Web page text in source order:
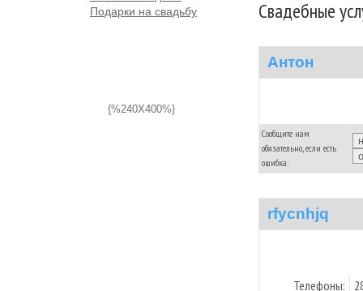
Подарки на свадьбу
{%240X400%}
Свадебные
Антон
Сообщите нам
обязательно, если есть
ошибка:
rfycnhjq
Телефоны: